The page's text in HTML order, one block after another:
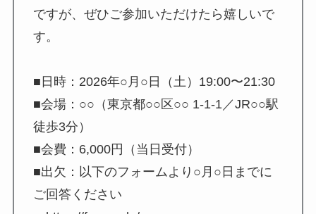
ですが、ぜひご参加いただけたら嬉しいで
す。
■日時：2026年○月○日（土）19:00〜21:30
■会場：○○（東京都○○区○○ 1-1-1／JR○○駅
徒歩3分）
■会費：6,000円（当日受付）
■出欠：以下のフォームより○月○日までに
ご回答ください